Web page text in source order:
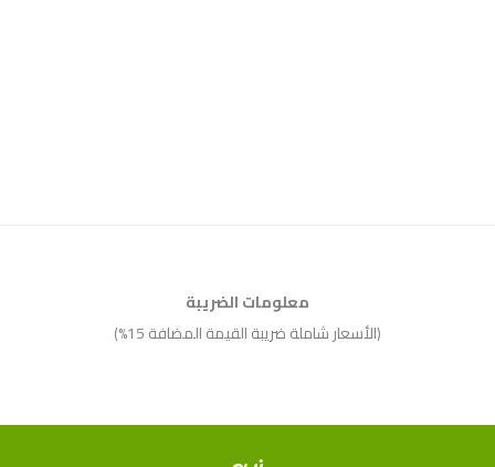
معلومات الضريبة
(الأسعار شاملة ضريبة القيمة المضافة 15%)